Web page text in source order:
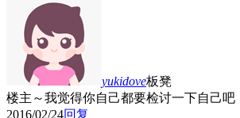
yukidove板凳
楼主～我觉得你自己都要检讨一下自己吧
2016/02/24回复